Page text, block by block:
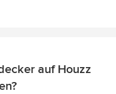
auf Houzz